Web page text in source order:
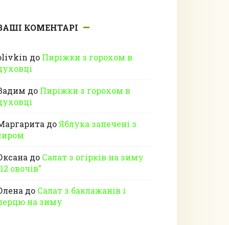
КОМЕНТАРІ
до Пиріжки з горохом в
до Пиріжки з горохом в
доЯблука запечені з
до Салат з огірків на зиму
овочів”
до Салат з баклажанів і
на зиму